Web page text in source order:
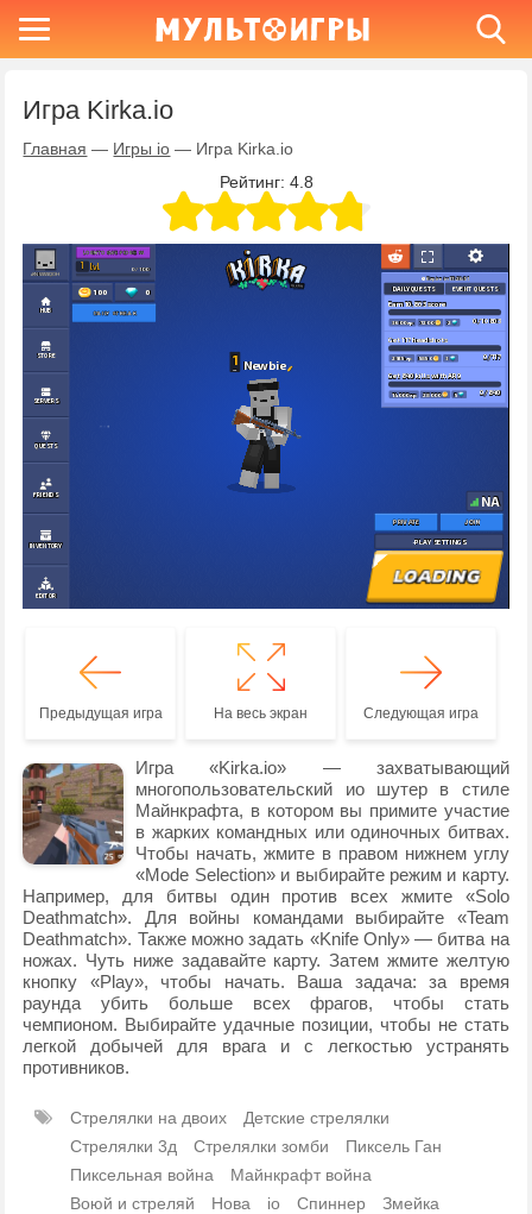
Игра Kirka.io
Главная — Игры io — Игра Kirka.io
Рейтинг: 4.8
Предыдущая игра На весь экран Следующая игра
Игра «Kirka.io» — захватывающий
многопользовательский ио шутер в стиле
Майнкрафта, в котором вы примите участие
в жарких командных или одиночных битвах.
Чтобы начать, жмите в правом нижнем углу
«Mode Selection» и выбирайте режим и карту.
Например, для битвы один против всех жмите «Solo
Deathmatch». Для войны командами выбирайте «Team
Deathmatch». Также можно задать «Knife Only» — битва на
ножах. Чуть ниже задавайте карту. Затем жмите желтую
кнопку «Play», чтобы начать. Ваша задача: за время
раунда убить больше всех фрагов, чтобы стать
чемпионом. Выбирайте удачные позиции, чтобы не стать
легкой добычей для врага и с легкостью устранять
противников.
Стрелялки на двоих
Детские стрелялки
Стрелялки 3д
Стрелялки зомби
Пиксель Ган
Пиксельная война
Майнкрафт война
Воюй и стреляй
Нова io Спиннер
Змейка